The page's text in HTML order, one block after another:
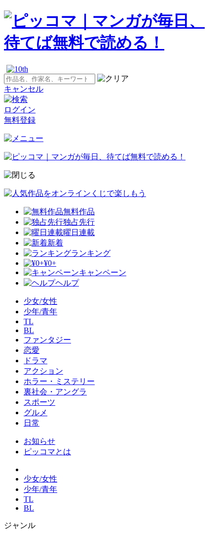
キャンセル
ログイン
無料登録
無料作品
独占先行
曜日連載
新着
ランキング
¥0+
キャンペーン
ヘルプ
少女/女性
少年/青年
TL
BL
ファンタジー
恋愛
ドラマ
アクション
ホラー・ミステリー
裏社会・アングラ
スポーツ
グルメ
日常
お知らせ
ピッコマとは
少女/女性
少年/青年
TL
BL
ジャンル